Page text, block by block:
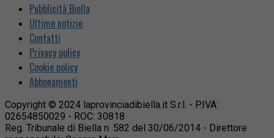
Pubblicità Biella
Ultime notizie
Contatti
Privacy policy
Cookie policy
Abbonamenti
Copyright © 2024 laprovinciadibiella.it S.r.l. - P.IVA:
02654850029 - ROC: 30818
Reg. Tribunale di Biella n. 582 del 30/06/2014 - Direttore